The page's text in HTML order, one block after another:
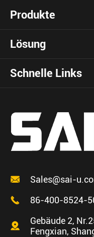
Produkte
Lösung
Schnelle Links

Sales@sai-

86-400-8524-

Gebäude 2,
Fengxian,